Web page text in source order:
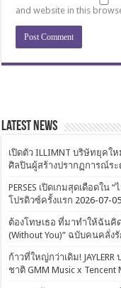
and website in this
Latest News
เปิดตัว ILLIMNT บริษัทยุคใ
ศิลปินผู้สร้างปรากฏการณ์ระ
PERSES เปิดเกมสุดเดือดใน
โปรดิวซ์ครั้งแรก 2026-07-05
ต้องโทษเธอ ที่มาทำให้ฉันคิ
(Without You)” ฉบับคนคลั่งรั
ก้าวที่ใหญ่กว่าเดิม! JAYLERR
ชาติ GMM Music x Tencent